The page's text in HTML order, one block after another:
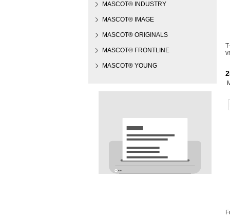
MASCOT® INDUSTRY
MASCOT® IMAGE
MASCOT® ORIGINALS
MASCOT® FRONTLINE
MASCOT® YOUNG